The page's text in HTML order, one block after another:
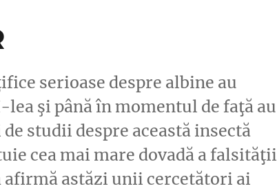
serioase despre albine au
şi până în momentul de faţă au
studii despre această insectă
cea mai mare dovadă a falsităţii
astăzi unii cercetători ai